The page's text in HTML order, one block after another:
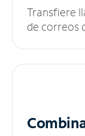
Transfiere
de correos